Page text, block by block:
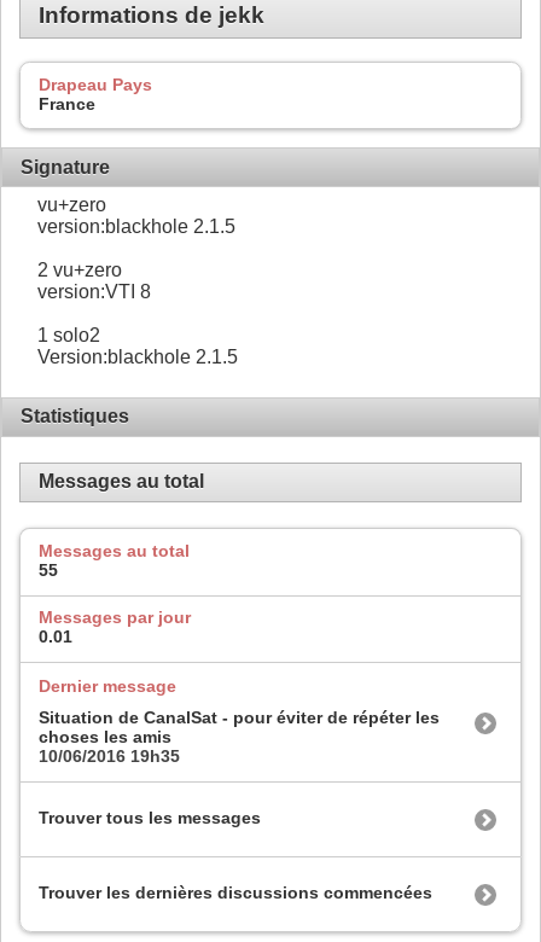
Informations de jekk
Drapeau Pays
France
Signature
vu+zero
version:blackhole 2.1.5
2 vu+zero
version:VTI 8
1 solo2
Version:blackhole 2.1.5
Statistiques
Messages au total
Messages au total
55
Messages par jour
0.01
Dernier message
Situation de CanalSat - pour éviter de répéter les
choses les amis
10/06/2016 19h35
Trouver tous les messages
Trouver les dernières discussions commencées